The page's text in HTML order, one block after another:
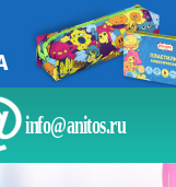
info@anitos.ru